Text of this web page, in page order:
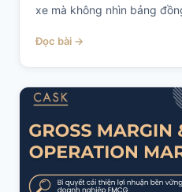
xe mà không nhìn bảng
Đọc bài →